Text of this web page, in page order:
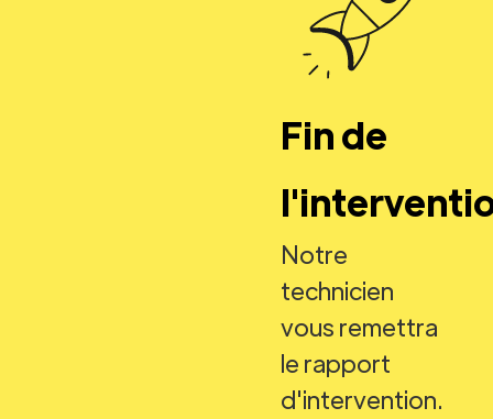
Fin de
Notre
technicien
vous remettra
le rapport
d'intervention.